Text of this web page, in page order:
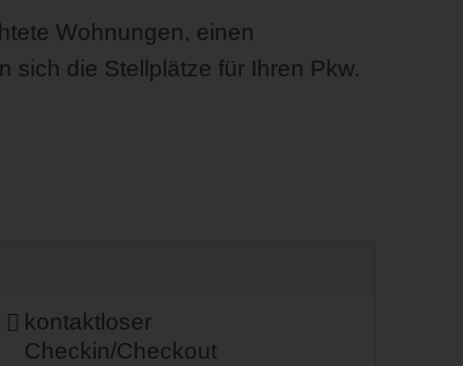
Wohnungen, einen
sich die Stellplätze für Ihren Pkw.
kontaktloser
Checkin/Checkout